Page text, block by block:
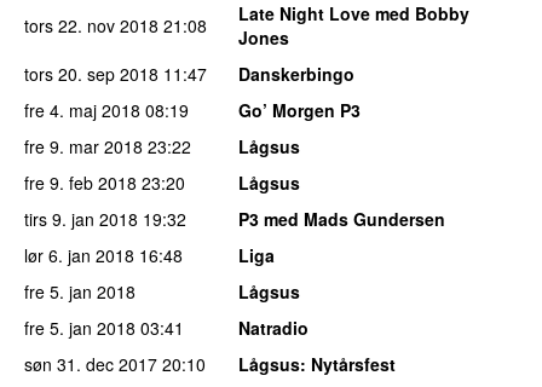
tors 22. nov 2018 21:08
Late Night Love med Bobby
Jones
tors 20. sep 2018 11:47
Danskerbingo
fre 4. maj 2018 08:19
Go’ Morgen P3
fre 9. mar 2018 23:22
Lågsus
fre 9. feb 2018 23:20
Lågsus
tirs 9. jan 2018 19:32
P3 med Mads Gundersen
lør 6. jan 2018 16:48
Liga
fre 5. jan 2018
Lågsus
fre 5. jan 2018 03:41
Natradio
søn 31. dec 2017 20:10 Lågsus: Nytårsfest